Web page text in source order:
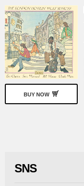
BUY NOW
SNS